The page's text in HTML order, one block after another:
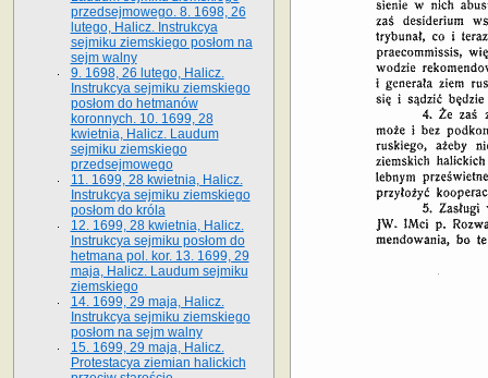
przedsejmowego. 8. 1698, 26
lutego, Halicz. Instrukcya
sejmiku ziemskiego posłom na
sejm walny
9. 1698, 26 lutego, Halicz.
Instrukcya sejmiku ziemskiego
posłom do hetmanów
koronnych. 10. 1699, 28
kwietnia, Halicz. Laudum
sejmiku ziemskiego
przedsejmowego
11. 1699, 28 kwietnia, Halicz.
Instrukcya sejmiku ziemskiego
posłom do króla
12. 1699, 28 kwietnia, Halicz.
Instrukcya sejmiku posłom do
hetmana pol. kor. 13. 1699, 29
maja, Halicz. Laudum sejmiku
ziemskiego
14. 1699, 29 maja, Halicz.
Instrukcya sejmiku ziemskiego
posłom na sejm walny
15. 1699, 29 maja, Halicz.
Protestacya ziemian halickich